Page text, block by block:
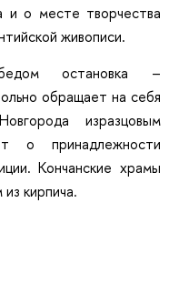
и о месте творчества
живописи.
остановка –
обращает на себя
изразцовым
о принадлежности
Кончанские храмы
кирпича.